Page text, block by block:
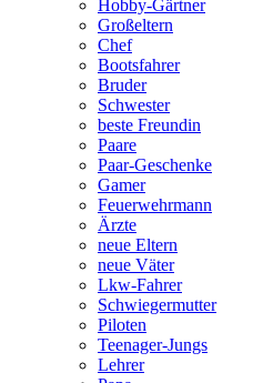
Hobby-Gärtner
Großeltern
Chef
Bootsfahrer
Bruder
Schwester
beste Freundin
Paare
Paar-Geschenke
Gamer
Feuerwehrmann
Ärzte
neue Eltern
neue Väter
Lkw-Fahrer
Schwiegermutter
Piloten
Teenager-Jungs
Lehrer